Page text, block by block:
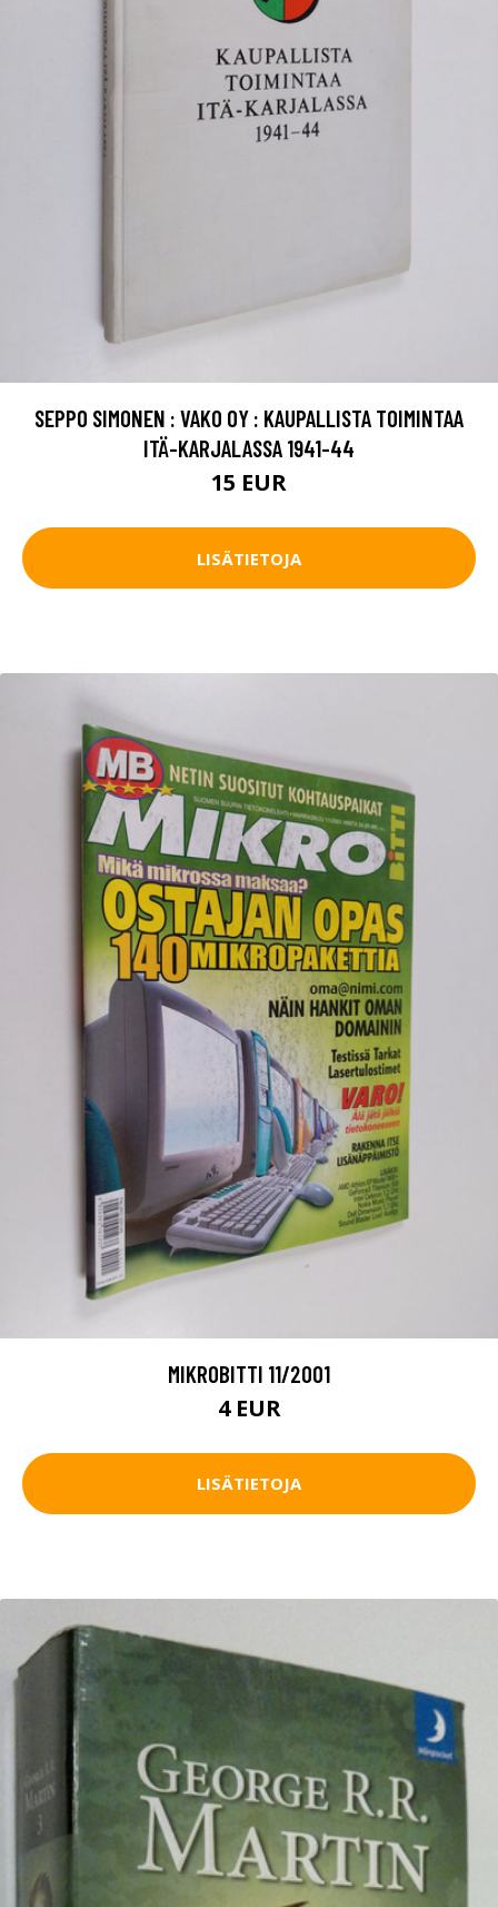
SEPPO SIMONEN : VAKO OY : KAUPALLISTA TOIMINTAA
ITÄ-KARJALASSA 1941-44
15 EUR
LISÄTIETOJA
MIKROBITTI 11/2001
4 EUR
LISÄTIETOJA